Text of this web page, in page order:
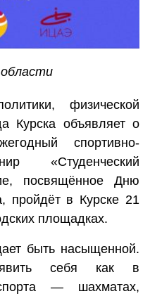
физической
Курска объявляет о
спортивно-
«Студенческий
посвящённое Дню
пройдёт в Курске 21
площадках.
быть насыщенной.
себя как в
— шахматах,